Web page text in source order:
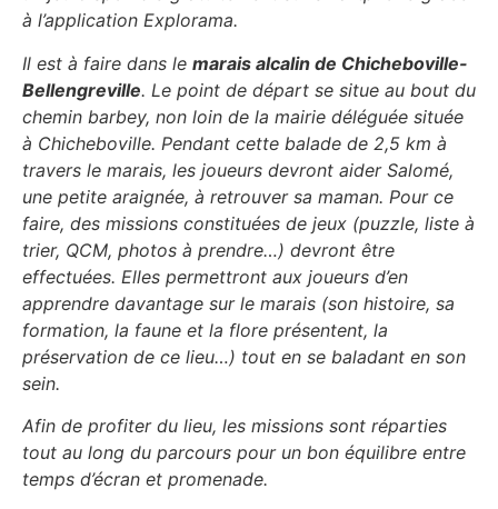
à l’application Explorama.
Il est à faire dans le marais alcalin de Chicheboville-
Bellengreville. Le point de départ se situe au bout du
chemin barbey, non loin de la mairie déléguée située
à Chicheboville. Pendant cette balade de 2,5 km à
travers le marais, les joueurs devront aider Salomé,
une petite araignée, à retrouver sa maman. Pour ce
faire, des missions constituées de jeux (puzzle, liste à
trier, QCM, photos à prendre…) devront être
effectuées. Elles permettront aux joueurs d’en
apprendre davantage sur le marais (son histoire, sa
formation, la faune et la flore présentent, la
préservation de ce lieu…) tout en se baladant en son
sein.
Afin de profiter du lieu, les missions sont réparties
tout au long du parcours pour un bon équilibre entre
temps d’écran et promenade.